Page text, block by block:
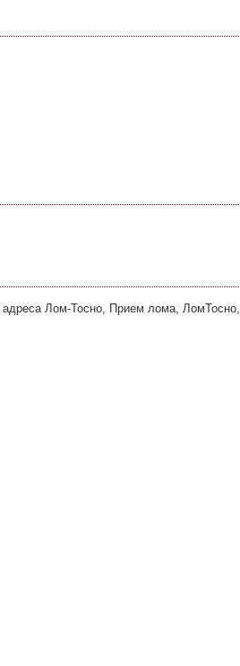
адреса Лом-Тосно, Прием лома, ЛомТосно,